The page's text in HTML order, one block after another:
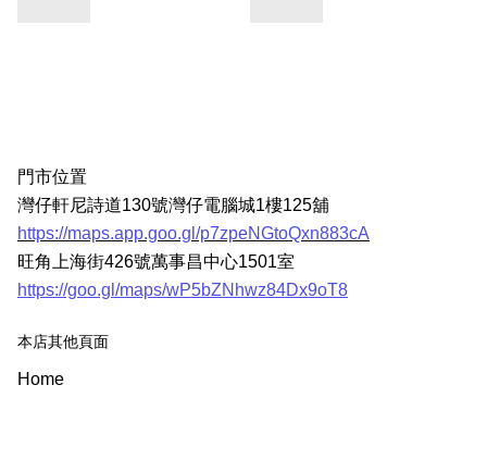
門市位置
灣仔軒尼詩道130號灣仔電腦城1樓125舖
https://maps.app.goo.gl/p7zpeNGtoQxn883cA
旺角上海街426號萬事昌中心1501室
https://goo.gl/maps/wP5bZNhwz84Dx9oT8
本店其他頁面
Home